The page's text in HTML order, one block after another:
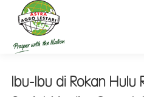
Ibu-Ibu di Rokan Hulu